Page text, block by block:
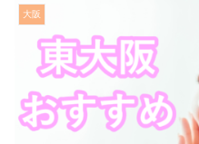
大阪